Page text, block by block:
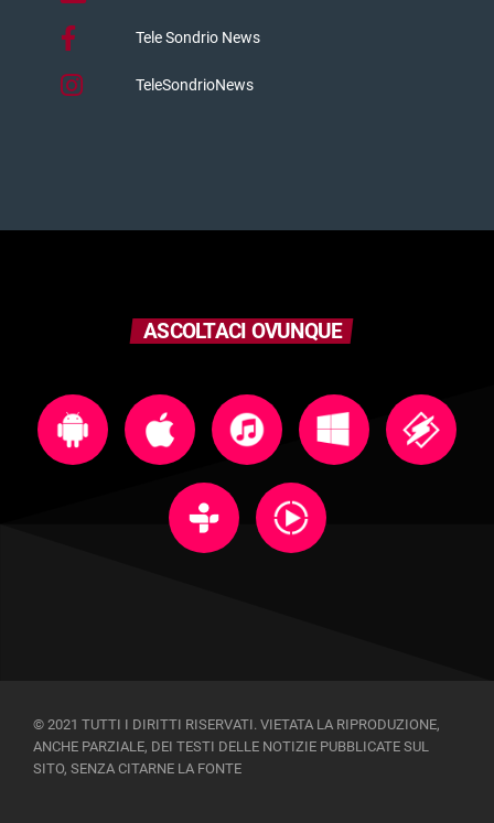
Tele Sondrio News
TeleSondrioNews
ASCOLTACI OVUNQUE
© 2021 TUTTI I DIRITTI RISERVATI. VIETATA LA RIPRODUZIONE,
ANCHE PARZIALE, DEI TESTI DELLE NOTIZIE PUBBLICATE SUL
SITO, SENZA CITARNE LA FONTE